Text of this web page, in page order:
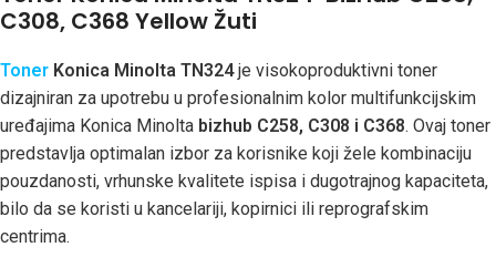
C308, C368 Yellow Žuti
Toner Konica Minolta TN324je visokoproduktivni toner
dizajniran za upotrebu u profesionalnim kolor multifunkcijskim
uređajima Konica Minolta bizhub C258, C308 i C368. Ovaj toner
predstavlja optimalan izbor za korisnike koji žele kombinaciju
pouzdanosti, vrhunske kvalitete ispisa i dugotrajnog kapaciteta,
bilo da se koristi u kancelariji, kopirnici ili reprografskim
centrima.